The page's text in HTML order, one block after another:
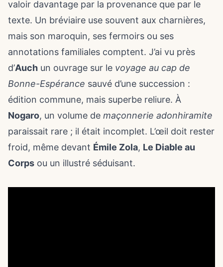
valoir davantage par la provenance que par le
texte. Un bréviaire use souvent aux charnières,
mais son maroquin, ses fermoirs ou ses
annotations familiales comptent. J’ai vu près
d’Auch un ouvrage sur le voyage au cap de
Bonne-Espérance sauvé d’une succession :
édition commune, mais superbe reliure. À
Nogaro, un volume de maçonnerie adonhiramite
paraissait rare ; il était incomplet. L’œil doit rester
froid, même devant Émile Zola, Le Diable au
Corps ou un illustré séduisant.